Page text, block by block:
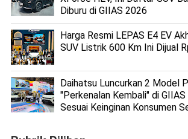
Diburu di GIIAS 2026
Harga Resmi LEPAS E4 EV
SUV Listrik 600 Km Ini Dijual
Daihatsu Luncurkan 2 Model
"Perkenalan Kembali" di
Sesuai Keinginan Konsumen